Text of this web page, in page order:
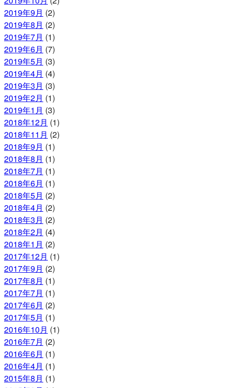
2019年9月 (2)
2019年8月 (2)
2019年7月 (1)
2019年6月 (7)
2019年5月 (3)
2019年4月 (4)
2019年3月 (3)
2019年2月 (1)
2019年1月 (3)
2018年12月 (1)
2018年11月 (2)
2018年9月 (1)
2018年8月 (1)
2018年7月 (1)
2018年6月 (1)
2018年5月 (2)
2018年4月 (2)
2018年3月 (2)
2018年2月 (4)
2018年1月 (2)
2017年12月 (1)
2017年9月 (2)
2017年8月 (1)
2017年7月 (1)
2017年6月 (2)
2017年5月 (1)
2016年10月 (1)
2016年7月 (2)
2016年6月 (1)
2016年4月 (1)
2015年8月 (1)